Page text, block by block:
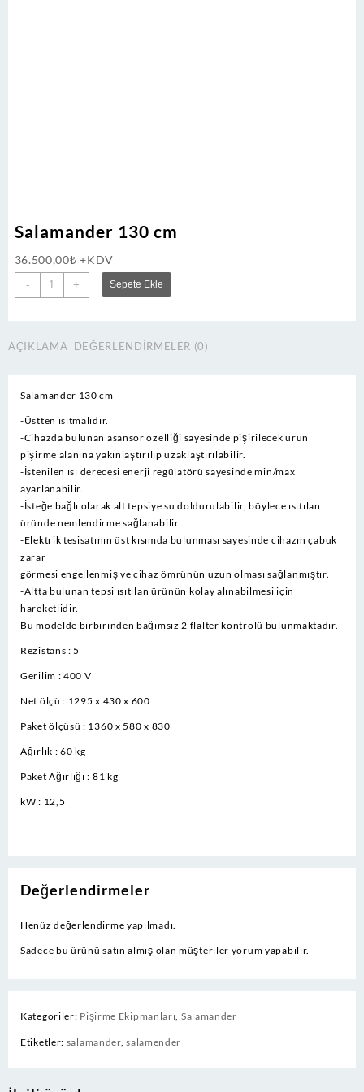
Salamander 130 cm
36.500,00₺ +KDV
-
Salamander
130
+ Sepete Ekle
AÇIKLAMA DEĞERLENDIRMELER (0)
Salamander 130 cm
-Üstten ısıtmalıdır.
-Cihazda bulunan asansör özelliği sayesinde pişirilecek ürün
pişirme alanına yakınlaştırılıp uzaklaştırılabilir.
-İstenilen ısı derecesi enerji regülatörü sayesinde min/max
ayarlanabilir.
-İsteğe bağlı olarak alt tepsiye su doldurulabilir, böylece ısıtılan
üründe nemlendirme sağlanabilir.
-Elektrik tesisatının üst kısımda bulunması sayesinde cihazın çabuk
zarar
görmesi engellenmiş ve cihaz ömrünün uzun olması sağlanmıştır.
-Altta bulunan tepsi ısıtılan ürünün kolay alınabilmesi için
hareketlidir.
Bu modelde birbirinden bağımsız 2 flalter kontrolü bulunmaktadır.
Rezistans : 5
Gerilim : 400 V
Net ölçü : 1295 x 430 x 600
Paket ölçüsü : 1360 x 580 x 830
Ağırlık : 60 kg
Paket Ağırlığı : 81 kg
kW : 12,5
Değerlendirmeler
Henüz değerlendirme yapılmadı.
Sadece bu ürünü satın almış olan müşteriler yorum yapabilir.
Kategoriler: Pişirme Ekipmanları Salamander
Etiketler: salamander,salamender